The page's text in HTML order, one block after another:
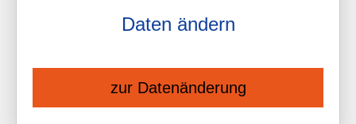
Daten ändern
zur Datenänderung